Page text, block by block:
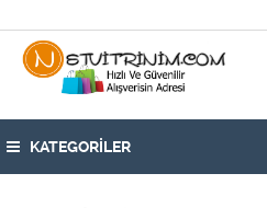
KATEGORİLER